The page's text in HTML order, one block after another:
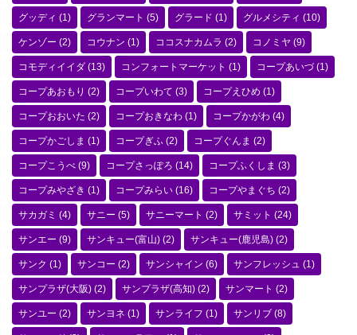
グッディ (1) グランマート (5) グラード (1) グルメシティ (10)
ケンゾー (2) コウナン (1) ココスナカムラ (2) コノミヤ (9)
コモディイイダ (13) コンフォートマーケット (1) コープあいづ(1)
コープあおもり (2) コープいわて (3) コープえひめ (1)
コープおおいた (2) コープおきなわ (1) コープかがわ (4)
コープかごしま (1) コープぎふ (2) コープぐんま (2)
コープこうべ (9) コープさっぽろ (14) コープふくしま (3)
コープみやざき (1) コープみらい (16) コープやまぐち (2)
サカガミ (4) サニー (5) サニーマート (2) サミット (24)
サンエー (9) サンキュー(富山) (2) サンキュー(鹿児島) (2)
サンク (1) サンコー (2) サンシャイン (6) サンフレッシュ (1)
サンプラザ(大阪) (2) サンプラザ(高知) (2) サンマート (2)
サンユー (2) サンヨネ (1) サンライフ (1) サンリブ (8)